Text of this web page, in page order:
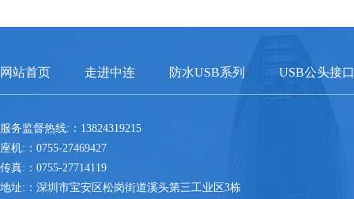
网站首页 走进中连 防水USB系列 USB公头接口
服务监督热线:：13824319215
座机:：0755-27469427
传真:：0755-27714119
地址:：深圳市宝安区松岗街道溪头第三工业区3栋